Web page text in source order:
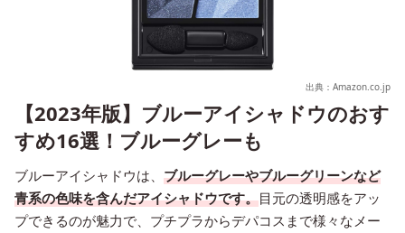
出典：Amazon.co.jp
【2023年版】ブルーアイシャドウのおす
すめ16選！ブルーグレーも
ブルーアイシャドウは、 ブルーグレーやブルーグリーンなど
青系の色味を含んだアイシャドウです。目元の透明感をアッ
プできるのが魅力で、プチプラからデパコスまで様々なメー